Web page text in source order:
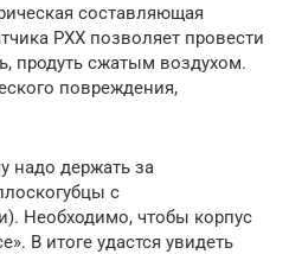
составляющая
РХХ позволяет провести
продуть сжатым воздухом.
повреждения,
надо держать за
с
Необходимо, чтобы корпус
В итоге удастся увидеть